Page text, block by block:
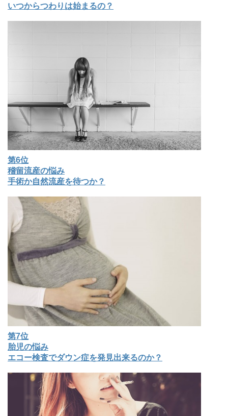
いつからつわりは始まるの？
第6位
稽留流産の悩み
手術か自然流産を待つか？
第7位
胎児の悩み
エコー検査でダウン症を発見出来るのか？